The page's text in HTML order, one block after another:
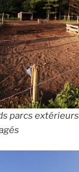
parcs